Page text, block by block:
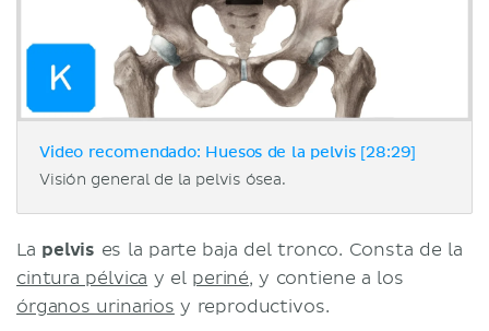
Video recomendado: Huesos de la pelvis [28:29]
Visión general de la pelvis ósea.
La pelvis es la parte baja del tronco. Consta de la
cintura pélvica y el periné, y contiene a los
órganos urinarios y reproductivos.